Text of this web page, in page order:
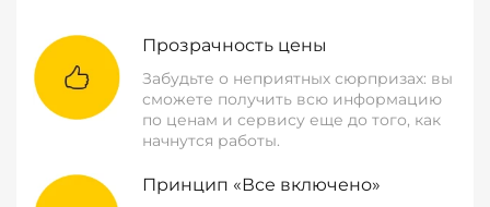
Прозрачность цены
Забудьте о неприятных сюрпризах: вы
сможете получить всю информацию
по ценам и сервису еще до того, как
начнутся работы.
Принцип «Все включено»